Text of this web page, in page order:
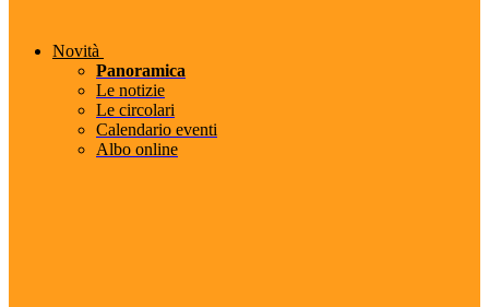
Novità
Panoramica
Le notizie
Le circolari
Calendario eventi
Albo online